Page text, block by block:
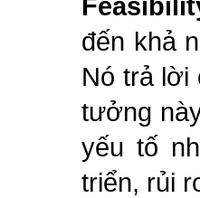
đến khả
Nó trả lời
tưởng
yếu tố
triển, rủi